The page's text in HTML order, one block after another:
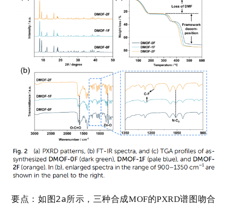
要点：如图2a所示，三种合成MOF的PXRD谱图吻合